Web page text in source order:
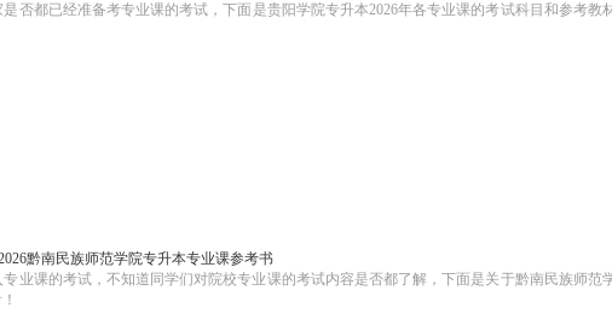
否都已经准备考专业课的考试，下面是贵阳学院专升本2026年各专业课的考试科目和参考教
黔南民族师范学院专升本专业课参考书
业课的考试，不知道同学们对院校专业课的考试内容是否都了解，下面是关于黔南民族师范